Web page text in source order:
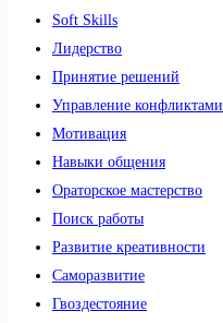
Soft Skills
Лидерство
Принятие решений
Управление конфликтами
Мотивация
Навыки общения
Ораторское мастерство
Поиск работы
Развитие креативности
Саморазвитие
Гвоздестояние